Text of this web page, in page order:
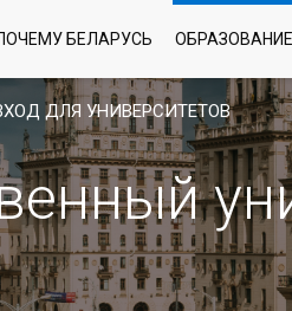
ДЛЯ УНИВЕРСИТЕТОВ
БЕЛАРУСЬ